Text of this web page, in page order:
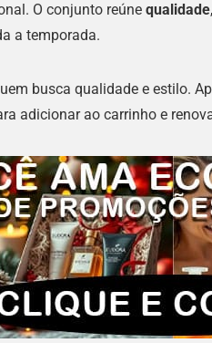
O conjunto reúne qualidade,
a temporada.
busca qualidade e estilo.
adicionar ao carrinho e